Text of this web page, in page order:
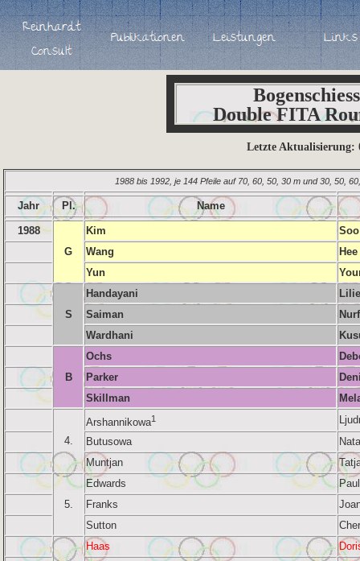
Double FITA
Letzte Aktualisierung:
1988 bis 1992, je 144 Pfeile auf 70, 60, 50, 30 m und 30, 50,
Jahr Pl. Name
1988
G
Kim
Wang
Yun
S
Handayani
Saiman
Wardhani
B
Ochs
Parker
Skillman
4.
Arshannikowa1
Butusowa
Muntjan
5.
Edwards
Franks
Sutton
Haas